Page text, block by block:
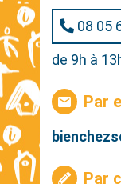
08 05
de 9h à
Par
Par